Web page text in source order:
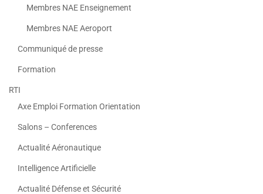
Membres NAE Enseignement
Membres NAE Aeroport
Communiqué de presse
Formation
RTI
Axe Emploi Formation Orientation
Salons – Conferences
Actualité Aéronautique
Intelligence Artificielle
Actualité Défense et Sécurité